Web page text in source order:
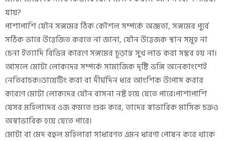
যায়?
পাশাপাশি যৌন সঙ্গমের ঠিক কৌশল সম্পর্কে অজ্ঞতা, সঙ্গমের পুর্বে
সঠিক ভাবে উত্তেজিত করতে না জানা, যৌন উত্তেজক স্থান সমূহ না
চেনা ইত্যাদি বিভিন্ন কারণে সঙ্গমের চূড়ান্ত সুখ লাভ করা সম্ভব হয় না।
আসলে মোটা লোকদের সম্পর্কে সামাজিক দৃষ্টি ভঙ্গি অনেকাংশেই
নেতিবাচক।ডায়েটিং করা বা দীর্ঘদিন ধরে আংশিক উপোস করার
কারণে মোটা লোকদের যৌন বাসনা নষ্ট হয়ে যেতে পারে।পাশাপাশি
যেসব মহিলাদের ওজ কমতে শুরু করে, তাদের স্বাভাবিক মাসিক চক্রও
অস্বাভাবিক হয়ে যেতে পারে।
মোটা বা মেদ বহুল মহিলারা সাধারণত এমন ধারণা পোষন করে থাকে